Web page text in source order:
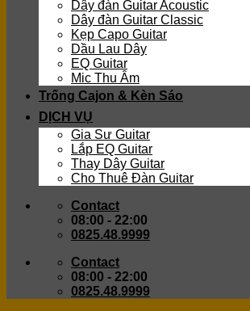
Dây đàn Guitar Acoustic
Dây đàn Guitar Classic
Kẹp Capo Guitar
Dầu Lau Dây
EQ Guitar
Mic Thu Âm
Trống Cajon & Kèn Sáo
DỊCH VỤ
Gia Sư Guitar
Lắp EQ Guitar
Thay Dây Guitar
Cho Thuê Đàn Guitar
Contact
08:00 - 22:00
0825.48.9999
Contact
08:00 - 22:00
0825.48.9999